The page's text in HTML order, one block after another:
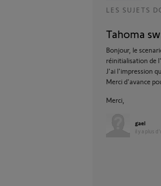
LES SUJETS
Tahoma
Bonjour, le
réinitialisation de
J'ai l'impression
Merci d'avance
Merci,
gael
il y a plus